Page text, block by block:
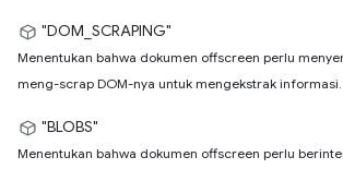
"DOM_SCRAPING"
Menentukan bahwa dokumen offscreen perlu
meng-scrap DOM-nya untuk mengekstrak informasi.
"BLOBS"
Menentukan bahwa dokumen offscreen perlu